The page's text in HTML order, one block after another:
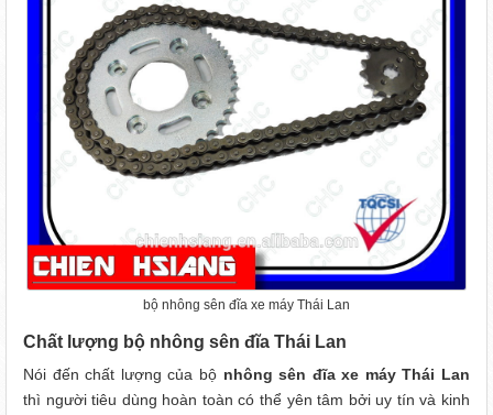
bộ nhông sên đĩa xe máy Thái Lan
Chất lượng bộ nhông sên đĩa Thái Lan
Nói đến chất lượng của bộ nhông sên đĩa xe máy Thái Lan
thì người tiêu dùng hoàn toàn có thể yên tâm bởi uy tín và kinh